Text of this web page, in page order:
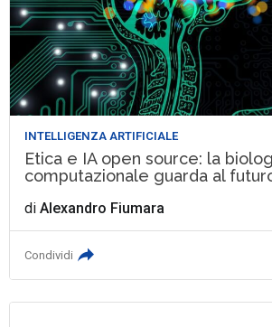
INTELLIGENZA ARTIFICIALE
Etica e IA open source: la
computazionale guarda al
diAlexandro Fiumara
Condividi